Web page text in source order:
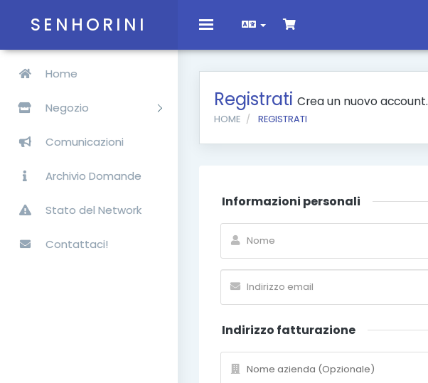
SENHORINI
Toggle
Home
Negozio
Comunicazioni
Archivio Domande
Stato del Network
Contattaci!
Registrati Crea un nuovo account.
HOME REGISTRATI
Informazioni personali
Indirizzo fatturazione